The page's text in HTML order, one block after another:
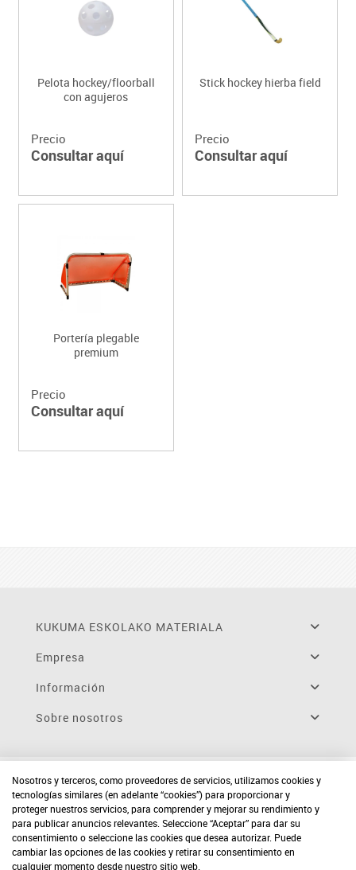
Pelota hockey/floorball
con agujeros
Precio
Consultar aquí
Stick hockey hierba field
Precio
Consultar aquí
Portería plegable
premium
Precio
Consultar aquí
KUKUMA ESKOLAKO MATERIALA
Empresa
Información
Sobre nosotros
Nosotros y terceros, como proveedores de servicios, utilizamos cookies y
tecnologías similares (en adelante “cookies”) para proporcionar y
proteger nuestros servicios, para comprender y mejorar su rendimiento y
para publicar anuncios relevantes. Seleccione “Aceptar” para dar su
consentimiento o seleccione las cookies que desea autorizar. Puede
cambiar las opciones de las cookies y retirar su consentimiento en
cualquier momento desde nuestro sitio web.